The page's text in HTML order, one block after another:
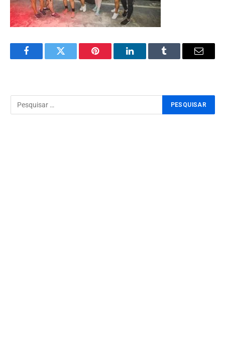
FacebookTwitter Pinterest LinkedInTumblr Email